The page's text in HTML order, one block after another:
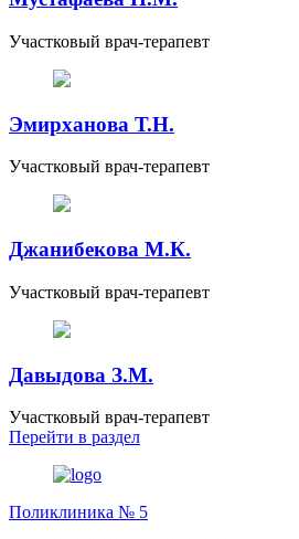
Участковый врач-терапевт
Эмирханова Т.Н.
Участковый врач-терапевт
Джанибекова М.К.
Участковый врач-терапевт
Давыдова З.М.
Участковый врач-терапевт
Перейти в раздел
Поликлиника № 5